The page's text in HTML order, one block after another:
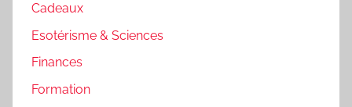
Cadeaux
Esotérisme & Sciences
Finances
Formation